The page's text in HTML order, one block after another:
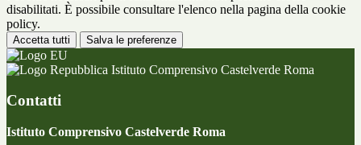
disabilitati. È possibile consultare l'elenco nella pagina della cookie
policy.
Accetta tutti Salva le preferenze
Istituto Comprensivo Castelverde Roma
Contatti
Istituto Comprensivo Castelverde Roma